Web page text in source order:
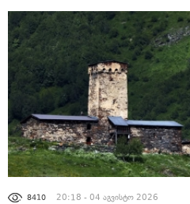
8410 20:18 - 04 აგვისტო 2026